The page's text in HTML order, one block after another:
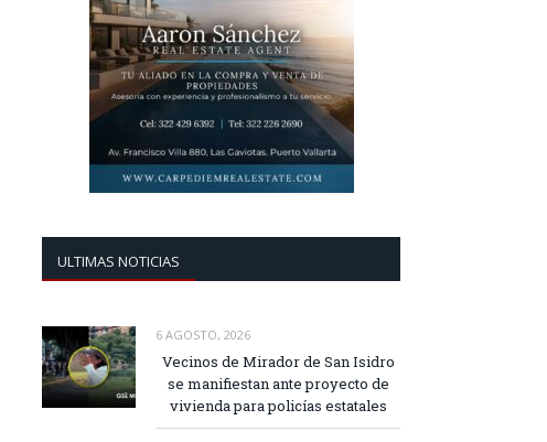
ULTIMAS NOTICIAS
6 AGOSTO, 2026
Vecinos de Mirador de San Isidro
se manifiestan ante proyecto de
vivienda para policías estatales